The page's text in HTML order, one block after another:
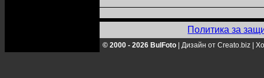
Политика за
© 2000 - 2026 BulFoto Дизайн от Creato.biz